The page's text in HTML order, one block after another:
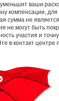
ваши
компенсации,
сумма не
не могут быть
участия и
в контакт центре